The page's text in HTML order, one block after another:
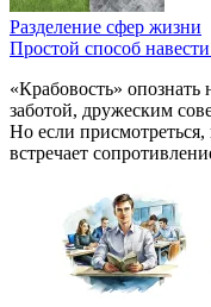
Разделение сфер жизни
Простой способ
«Крабовость»
заботой, дружеским
Но если
встречает